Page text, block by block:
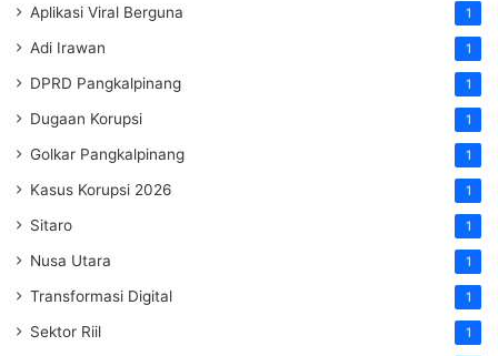
Aplikasi Viral Berguna 1
Adi Irawan 1
DPRD Pangkalpinang 1
Dugaan Korupsi 1
Golkar Pangkalpinang 1
Kasus Korupsi 2026 1
Sitaro 1
Nusa Utara 1
Transformasi Digital 1
Sektor Riil 1